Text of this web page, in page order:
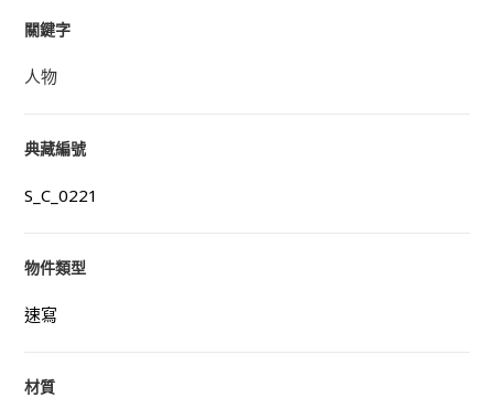
關鍵字
人物
典藏編號
S_C_0221
物件類型
速寫
材質